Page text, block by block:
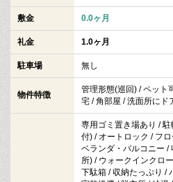
敷金 0.0ヶ月
礼金 1.0ヶ月
駐車場 無し
物件特徴
管理形態(巡回) / ペット
宅 / 角部屋 / 洗面所にド
専用ゴミ置き場あり /
付) / オートロック / フ
ベランダ・バルコニー /
所) / ウォークインクロ
下駄箱 / 収納たっぷり /